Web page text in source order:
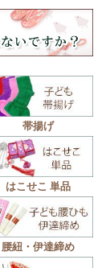
帯揚げ
はこせこ 単品
腰紐・伊達締め